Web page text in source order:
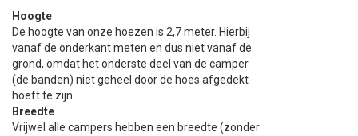
INFORMATIE OVER WETGEVING
Hoogte
De hoogte van onze hoezen is 2,7 meter. Hierbij
vanaf de onderkant meten en dus niet vanaf de
grond, omdat het onderste deel van de camper
(de banden) niet geheel door de hoes afgedekt
hoeft te zijn.
Breedte
Vrijwel alle campers hebben een breedte (zonder